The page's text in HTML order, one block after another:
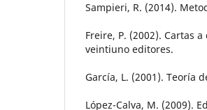
Sampieri, R. (2014).
Freire, P. (2002). Cartas
veintiuno editores.
García, L. (2001). Teoría
López-Calva, M. (2009).